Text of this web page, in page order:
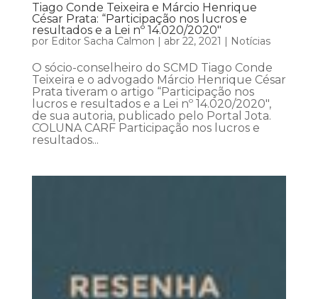
Tiago Conde Teixeira e Márcio Henrique
César Prata: “Participação nos lucros e
resultados e a Lei nº 14.020/2020″
por Editor Sacha Calmon abr 22, 2021 Notícias
O sócio-conselheiro do SCMD Tiago Conde
Teixeira e o advogado Márcio Henrique César
Prata tiveram o artigo “Participação nos
lucros e resultados e a Lei nº 14.020/2020″,
de sua autoria, publicado pelo Portal Jota.
COLUNA CARF Participação nos lucros e
resultados...